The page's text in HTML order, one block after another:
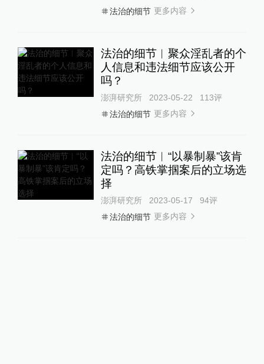
法治的细节 更多内容
法治的细节︱聚众淫乱者的个
人信息和违法细节应该公开
吗？
澎湃研究所 2023-05-22 113评
法治的细节 更多内容
法治的细节︱“以暴制暴”该肯
定吗？高铁掌掴案后的立场选
择
澎湃研究所 2023-05-17 94评
法治的细节 更多内容